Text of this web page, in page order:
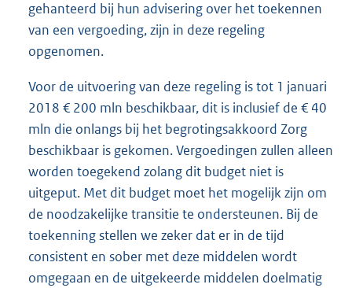
gehanteerd bij hun advisering over het toekennen
van een vergoeding, zijn in deze regeling
opgenomen.
Voor de uitvoering van deze regeling is tot 1 januari
2018 € 200 mln beschikbaar, dit is inclusief de € 40
mln die onlangs bij het begrotingsakkoord Zorg
beschikbaar is gekomen. Vergoedingen zullen alleen
worden toegekend zolang dit budget niet is
uitgeput. Met dit budget moet het mogelijk zijn om
de noodzakelijke transitie te ondersteunen. Bij de
toekenning stellen we zeker dat er in de tijd
consistent en sober met deze middelen wordt
omgegaan en de uitgekeerde middelen doelmatig